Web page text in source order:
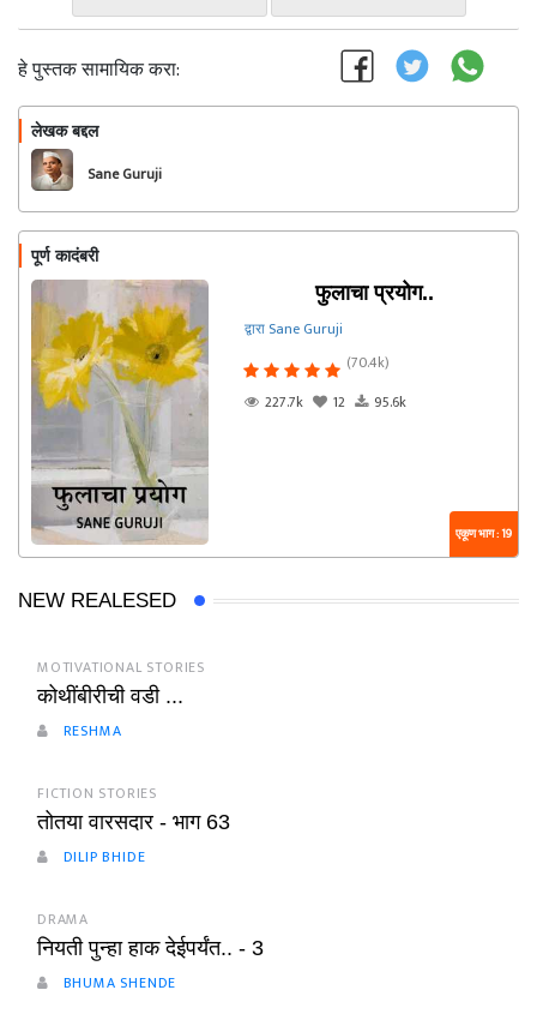
हे पुस्तक सामायिक करा:
लेखक बद्दल
Sane Guruji
पूर्ण कादंबरी
फुलाचा प्रयोग..
द्वारा Sane Guruji
(70.4k)
227.7k
12 95.6k
एकूण भाग : 19
NEW REALESED
MOTIVATIONAL STORIES
कोथींबीरीची वडी ...
RESHMA
FICTION STORIES
तोतया वारसदार - भाग 63
DILIP BHIDE
DRAMA
नियती पुन्हा हाक देईपर्यंत.. - 3
BHUMA SHENDE